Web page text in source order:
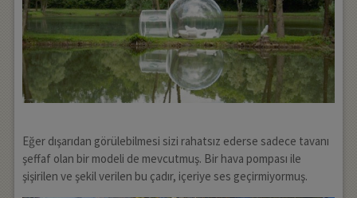
Eğer dışarıdan görülebilmesi sizi rahatsız ederse sadece tavanı
şeffaf olan bir modeli de mevcutmuş. Bir hava pompası ile
şişirilen ve şekil verilen bu çadır, içeriye ses geçirmiyormuş.